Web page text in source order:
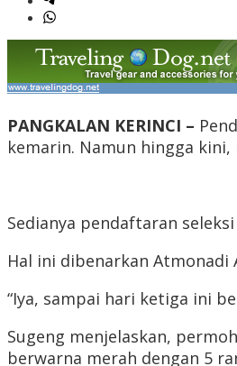
PANGKALAN KERINCI –
kemarin. Namun hingga
Sedianya pendaftaran
Hal ini dibenarkan Atmonadi
“Iya, sampai hari ketiga ini
Sugeng menjelaskan,
berwarna merah dengan 5